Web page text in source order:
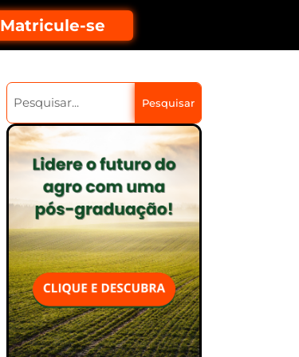
Matricule-se
Pesquisar